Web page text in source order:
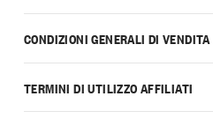
CONDIZIONI GENERALI DI VENDITA
TERMINI DI UTILIZZO AFFILIATI